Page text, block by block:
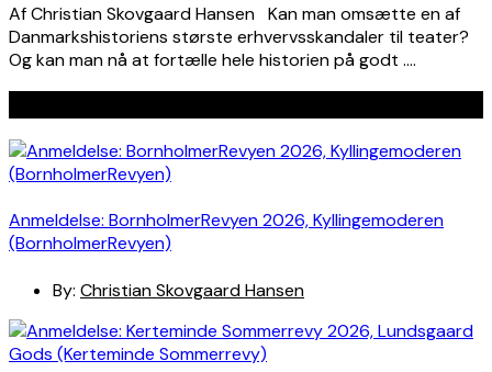
Af Christian Skovgaard Hansen Kan man omsætte en af
Danmarkshistoriens største erhvervsskandaler til teater?
Og kan man nå at fortælle hele historien på godt ….
Anmeldelse: BornholmerRevyen 2026, Kyllingemoderen
(BornholmerRevyen)
By: Christian Skovgaard Hansen